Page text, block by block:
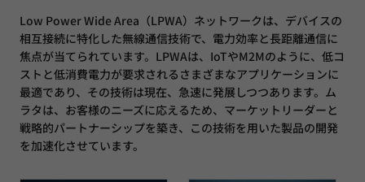
Low Power Wide Area（LPWA）ネットワークは、デバイスの
相互接続に特化した無線通信技術で、電力効率と長距離通信に
焦点が当てられています。LPWAは、IoTやM2Mのように、低コ
ストと低消費電力が要求されるさまざまなアプリケーションに
最適であり、その技術は現在、急速に発展しつつあります。ム
ラタは、お客様のニーズに応えるため、マーケットリーダーと
戦略的パートナーシップを築き、この技術を用いた製品の開発
を加速化させています。